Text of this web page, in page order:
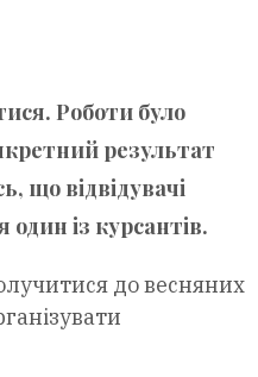
Роботи було
результат
що відвідувачі
із курсантів.
до весняних